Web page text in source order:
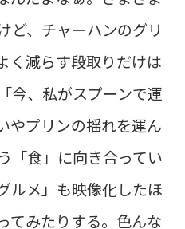
ど、チャーハンのグリ
く減らす段取りだけは
今、私がスプーンで運
やプリンの揺れを運ん
「食」に向き合ってい
ルメ」も映像化したほ
てみたりする。色んな